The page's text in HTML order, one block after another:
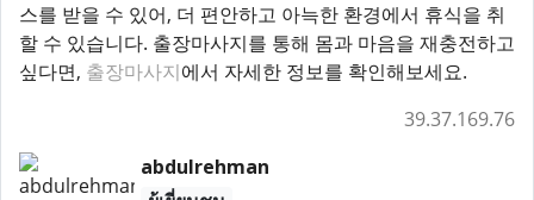
스를 받을 수 있어, 더 편안하고 아늑한 환경에서 휴식을 취
할 수 있습니다. 출장마사지를 통해 몸과 마음을 재충전하고
싶다면, 출장마사지에서 자세한 정보를 확인해보세요.
39.37.169.76
abdulrehman